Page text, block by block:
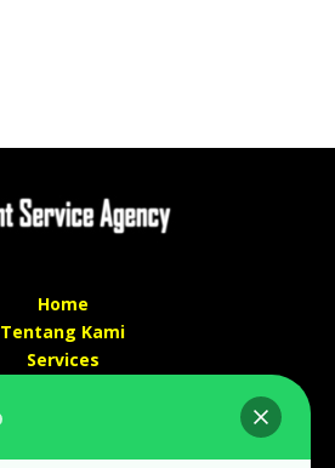
Home
Tentang Kami
Services